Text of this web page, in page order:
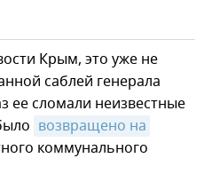
Крым, это уже не
саблей генерала
ее сломали неизвестные
возвращено на
коммунального